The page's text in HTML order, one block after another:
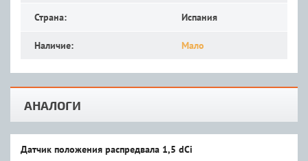
Страна: Испания
Наличие: Мало
АНАЛОГИ
Датчик положения распредвала 1,5 dCi